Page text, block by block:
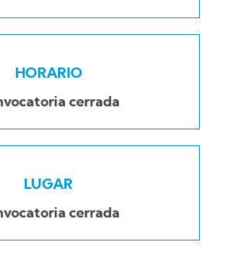
HORARIO
cerrada
LUGAR
cerrada